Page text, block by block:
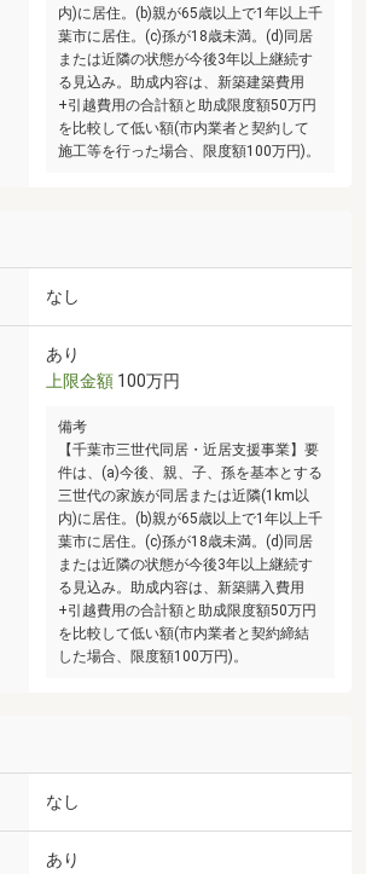
内)に居住。(b)親が65歳以上で1年以上千
葉市に居住。(c)孫が18歳未満。(d)同居
または近隣の状態が今後3年以上継続す
る見込み。助成内容は、新築建築費用
+引越費用の合計額と助成限度額50万円
を比較して低い額(市内業者と契約して
施工等を行った場合、限度額100万円)。
なし
あり
上限金額 100万円
備考
【千葉市三世代同居・近居支援事業】要
件は、(a)今後、親、子、孫を基本とする
三世代の家族が同居または近隣(1km以
内)に居住。(b)親が65歳以上で1年以上千
葉市に居住。(c)孫が18歳未満。(d)同居
または近隣の状態が今後3年以上継続す
る見込み。助成内容は、新築購入費用
+引越費用の合計額と助成限度額50万円
を比較して低い額(市内業者と契約締結
した場合、限度額100万円)。
なし
あり